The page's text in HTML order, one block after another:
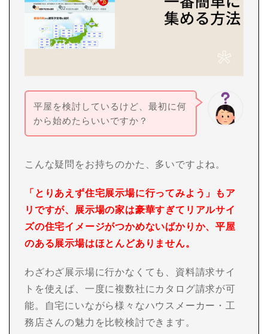
平屋を検討しているけど、最初に何
から始めたらいいですか？
こんな疑問をお持ちのかた、多いですよね。
「とりあえず住宅展示場に行ってみよう」もア
リですが、展示場の家は豪華すぎてリアルサイ
ズの住宅イメージがつかめないばかりか、平屋
のある展示場はほとんどありません。
わざわざ展示場に行かなくても、資料請求サイ
トを使えば、一度に複数社にカタログ請求が可
能。自宅にいながら様々なハウスメーカー・工
務店さんの魅力を比較検討できます。